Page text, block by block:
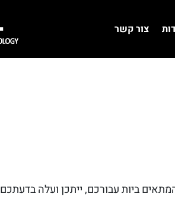
צור קשר
ביות עבורכם, ייתכן ועלה בדעתכם